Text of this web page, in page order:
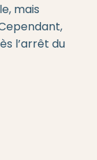
mais
l’arrêt du